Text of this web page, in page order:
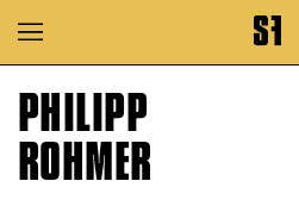
Zur Hauptnavigation
Zum Hauptinhalt
Zum Footer springen
PHILIPP
ROHMER